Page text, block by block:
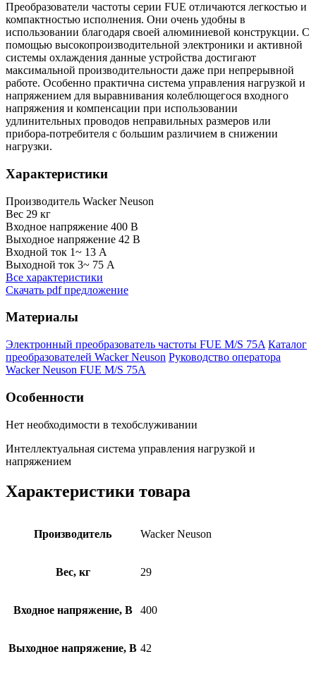
Преобразователи частоты серии FUE отличаются легкостью и
компактностью исполнения. Они очень удобны в
использовании благодаря своей алюминиевой конструкции. С
помощью высокопроизводительной электроники и активной
системы охлаждения данные устройства достигают
максимальной производительности даже при непрерывной
работе. Особенно практична система управления нагрузкой и
напряжением для выравнивания колеблющегося входного
напряжения и компенсации при использовании
удлинительных проводов неправильных размеров или
прибора-потребителя с большим различием в снижении
нагрузки.
Характеристики
Производитель Wacker Neuson
Вес 29 кг
Входное напряжение 400 В
Выходное напряжение 42 В
Входной ток 1~ 13 А
Выходной ток 3~ 75 А
Все характеристики
Скачать pdf предложение
Материалы
Электронный преобразователь частоты FUE M/S 75A Каталог
преобразователей Wacker Neuson Руководство оператора
Wacker Neuson FUE M/S 75A
Особенности
Нет необходимости в техобслуживании
Интеллектуальная система управления нагрузкой и
напряжением
Характеристики товара
Производитель Wacker Neuson
Вес, кг 29
Входное напряжение, В 400
Выходное напряжение, В 42